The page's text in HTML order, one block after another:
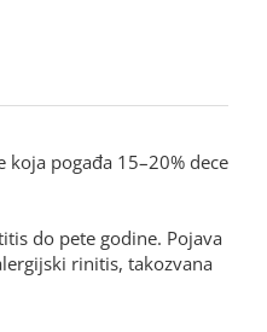
pogađa 15–20% dece
do pete godine. Pojava
rinitis, takozvana